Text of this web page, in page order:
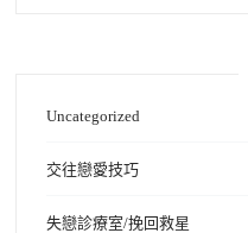
Uncategorized
交往戀愛技巧
失戀診療室/挽回救星